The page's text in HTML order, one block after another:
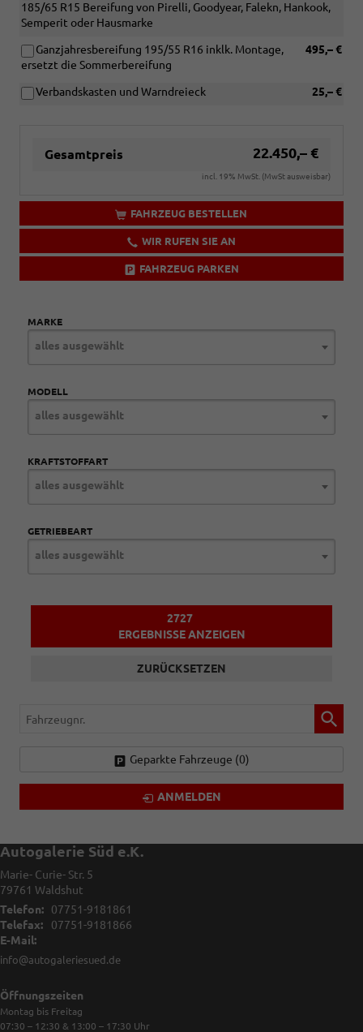
185/65 R15 Bereifung von Pirelli, Goodyear, Falekn, Hankook,
Semperit oder Hausmarke
495,– €
Ganzjahresbereifung 195/55 R16 inklk. Montage,
ersetzt die Sommerbereifung
25,– €
Verbandskasten und Warndreieck
Gesamtpreis 22.450,– €
incl. 19% MwSt. (MwSt ausweisbar)
FAHRZEUG BESTELLEN
WIR RUFEN SIE AN
FAHRZEUG PARKEN
MARKE
alles ausgewählt
MODELL
alles ausgewählt
KRAFTSTOFFART
alles ausgewählt
GETRIEBEART
alles ausgewählt
2727
ERGEBNISSE ANZEIGEN
ZURÜCKSETZEN
Fahrzeugnr.
Geparkte Fahrzeuge (0)
ANMELDEN
Autogalerie Süd e.K.
Marie- Curie- Str. 5
79761 Waldshut
Telefon:
07751-9181861
Telefax:
07751-9181866
E-Mail:
info@autogaleriesued.de
Öffnungszeiten
Montag bis Freitag
07:30 – 12:30 & 13:00 – 17:30 Uhr